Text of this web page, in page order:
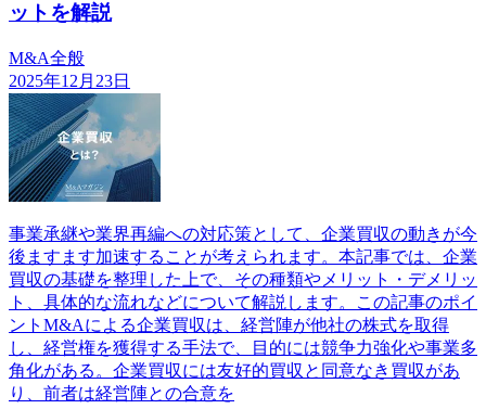
ットを解説
M&A全般
2025年12月23日
事業承継や業界再編への対応策として、企業買収の動きが今
後ますます加速することが考えられます。本記事では、企業
買収の基礎を整理した上で、その種類やメリット・デメリッ
ト、具体的な流れなどについて解説します。この記事のポイ
ントM&Aによる企業買収は、経営陣が他社の株式を取得
し、経営権を獲得する手法で、目的には競争力強化や事業多
角化がある。企業買収には友好的買収と同意なき買収があ
り、前者は経営陣との合意を